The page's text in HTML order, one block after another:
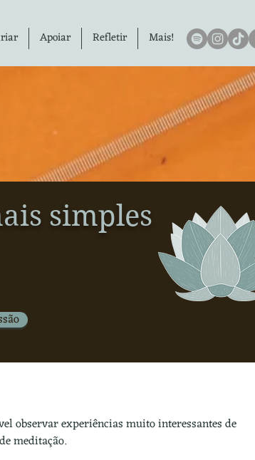
Apoiar Refletir Mais!
simples
observar experiências muito interessantes de
meditação.